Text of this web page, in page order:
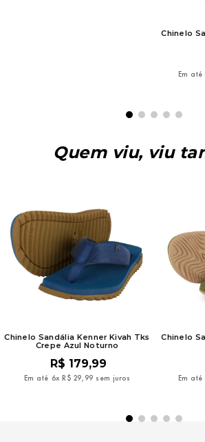
Chinelo
Em até
Quem viu, viu
Chinelo Sandália Kenner Kivah Tks
Crepe Azul Noturno
R$ 179,99
Em até 6x R$ 29, 99 sem juros
Chinelo
Em até